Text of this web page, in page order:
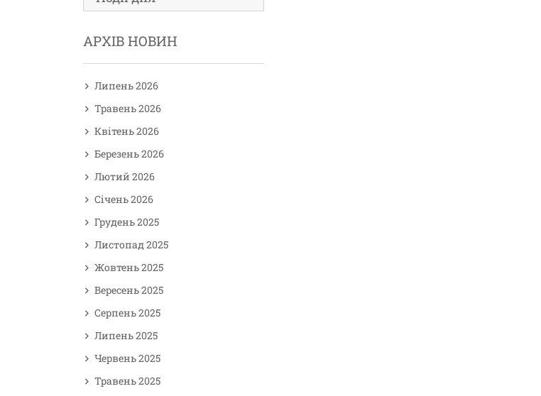
АРХІВ НОВИН
Липень 2026
Травень 2026
Квітень 2026
Березень 2026
Лютий 2026
Січень 2026
Грудень 2025
Листопад 2025
Жовтень 2025
Вересень 2025
Серпень 2025
Липень 2025
Червень 2025
Травень 2025